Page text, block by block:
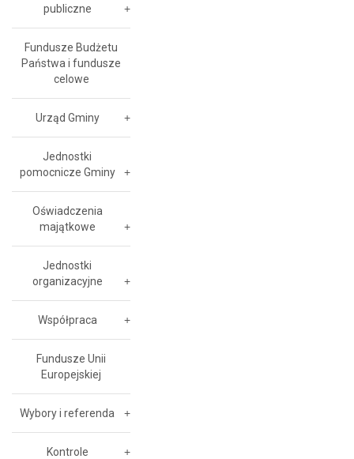
publiczne
Fundusze Budżetu
Państwa i fundusze
celowe
Urząd Gminy
Jednostki
pomocnicze Gminy
Oświadczenia
majątkowe
Jednostki
organizacyjne
Współpraca
Fundusze Unii
Europejskiej
Wybory i referenda
Kontrole